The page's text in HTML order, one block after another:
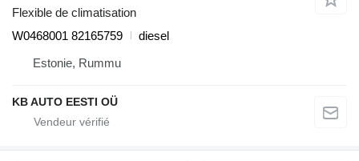
Flexible de climatisation
W0468001 82165759
diesel
Estonie, Rummu
KB AUTO EESTI OÜ